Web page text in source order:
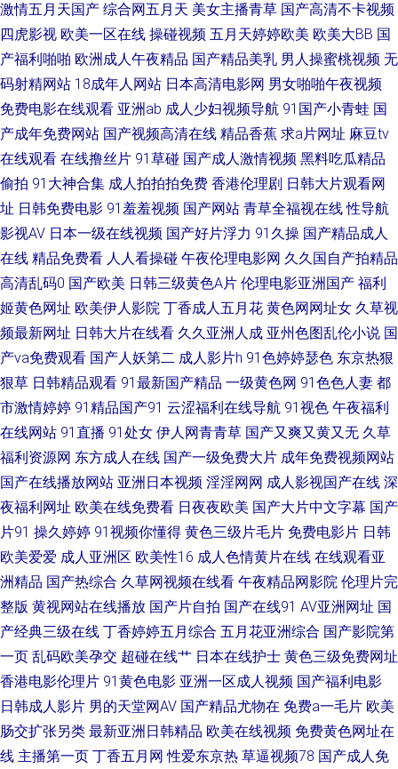
二区三区 日本天堂免费 www日本91 欧洲1区二区三区二页 青青久久99 97超
碰网 欧美成人精精品一区二区 91短视频app免费 欧美日韩视频一区 91国内
视频在线 男人Av五月天 91超碰资源总站 男人天堂网91v 欧美美女性爱网站
91看片免费网站 亚洲日韩一级在线毛 南瓜电影网站 91传媒在线视频 免费操
欧美日韩国产熟女 97色色五月天 欧美大尺寸suv免费 91看黄下 男女在线视
频 99re6在 人人看人人干 bt种子下载网站 一级特黄a免 久草在线视频免费福
利 尤物视频免 精品国产人成在线 亚洲一区二区精品视频 好看的电视剧推
荐。私 亚洲精品国精 国产日韩欧美精品激情 无敌神马影视影院在线 国产精
看 我的小后妈韩剧HD 国产激情一区二区 搜索高清 国产传媒86精品免 最近
在线直播免费观看 暖暖在线高清免费日本 综合一区中 美女被男人侵犯 在线
观看免费高清 久爱精品影视 秋霞在线观看 国产综合色在线播放 亚洲日韩精
品射精日 海角tv91 亚洲青青资源超碰 国产在线观看青草视频 亚洲va999成
人a 国产午夜高清视频 亚州国产精品一线北 国产日产欧美精 午夜福利色av
国产精品视频免费观看 国产精品jizz 天堂网av老司机 国产91精品系列在线观
看 手机看片日本在 国产福利免费 视频列表国产 豆花av网 日韩有码中文 成人
激情五月天国产 综合网五月天 美女主播青草 国产高清不卡视频
四虎影视 欧美一区在线 操碰视频 五月天婷婷欧美 欧美大BB 国
产福利啪啪 欧洲成人午夜精品 国产精品美乳 男人操蜜桃视频 无
码射精网站 18成年人网站 日本高清电影网 男女啪啪午夜视频
免费电影在线观看 亚洲ab 成人少妇视频导航 91国产小青蛙 国
产成年免费网站 国产视频高清在线 精品香蕉 求a片网址 麻豆tv
在线观看 在线撸丝片 91草碰 国产成人激情视频 黑料吃瓜精品
偷拍 91大神合集 成人拍拍拍免费 香港伦理剧 日韩大片观看网
址 日韩免费电影 91羞羞视频 国产网站 青草全福视在线 性导航
影视AV 日本一级在线视频 国产好片浮力 91久操 国产精品成人
在线 精品免费看 人人看操碰 午夜伦理电影网 久久国自产拍精品
高清乱码0 国产欧美 日韩三级黄色A片 伦理电影亚洲国产 福利
姬黄色网址 欧美伊人影院 丁香成人五月花 黄色网网址女 久草视
频最新网址 日韩大片在线看 久久亚洲人成 亚州色图乱伦小说 国
产va免费观看 国产人妖第二 成人影片h 91色婷婷瑟色 东京热狠
狠草 日韩精品观看 91最新国产精品 一级黄色网 91色色人妻 都
市激情婷婷 91精品国产91 云涩福利在线导航 91视色 午夜福利
在线网站 91直播 91处女 伊人网青青草 国产又爽又黄又无 久草
福利资源网 东方成人在线 国产一级免费大片 成年免费视频网站
国产在线播放网站 亚洲日本视频 淫淫网网 成人影视国产在线 深
夜福利网址 欧美在线免费看 日夜夜欧美 国产大片中文字幕 国产
片91 操久婷婷 91视频你懂得 黄色三级片毛片 免费电影片 日韩
欧美爱爱 成人亚洲区 欧美性16 成人色情黄片在线 在线观看亚
洲精品 国产热综合 久草网视频在线看 午夜精品网影院 伦理片完
整版 黄视网站在线播放 国产片自拍 国产在线91 AV亚洲网址 国
产经典三级在线 丁香婷婷五月综合 五月花亚洲综合 国产影院第
一页 乱码欧美孕交 超碰在线艹 日本在线护士 黄色三级免费网址
香港电影伦理片 91黄色电影 亚洲一区成人视频 国产福利电影
日韩成人影片 男的天堂网AV 国产精品尤物在 免费a一毛片 欧美
肠交扩张另类 最新亚洲日韩精品 欧美在线视频 免费黄色网址在
线 主播第一页 丁香五月网 性爱东京热 草逼视频78 国产成人免